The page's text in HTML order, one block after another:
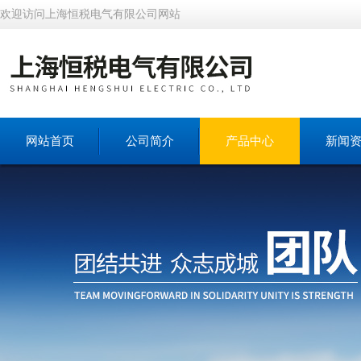
欢迎访问上海恒税电气有限公司网站
网站首页 公司简介 产品中心 新闻